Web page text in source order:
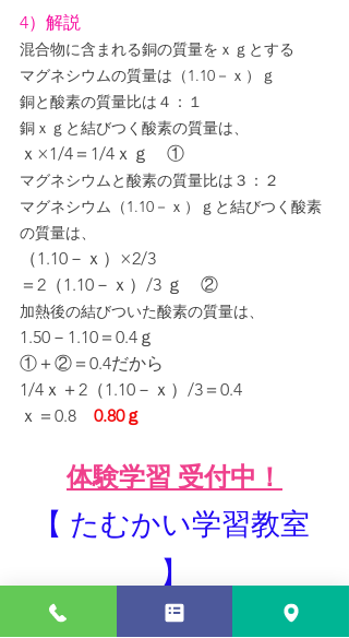
4）解説
混合物に含まれる銅の質量をｘｇとする
マグネシウムの質量は（1.10－ｘ）ｇ
銅と酸素の質量比は４：１
銅ｘｇと結びつく酸素の質量は、
ｘ×1/4＝1/4ｘｇ　①
マグネシウムと酸素の質量比は３：２
マグネシウム（1.10－ｘ）ｇと結びつく酸素
の質量は、
（1.10－ｘ）×2/3
＝2（1.10－ｘ）/3 ｇ　②
加熱後の結びついた酸素の質量は、
1.50－1.10＝0.4ｇ
①＋②＝0.4だから
1/4ｘ＋2（1.10－ｘ）/3＝0.4
ｘ＝0.8 0.80ｇ
体験学習 受付中！
【 たむかい学習教室
】
完全1対1 個別指導